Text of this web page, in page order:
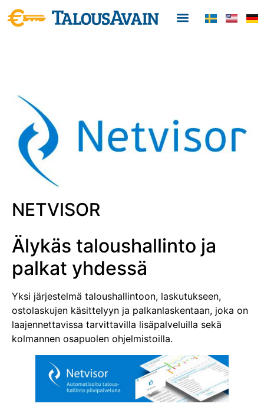
NETVISOR
Älykäs taloushallinto ja
palkat yhdessä
Yksi järjestelmä taloushallintoon, laskutukseen,
ostolaskujen käsittelyyn ja palkanlaskentaan, joka on
laajennettavissa tarvittavilla lisäpalveluilla sekä
kolmannen osapuolen ohjelmistoilla.